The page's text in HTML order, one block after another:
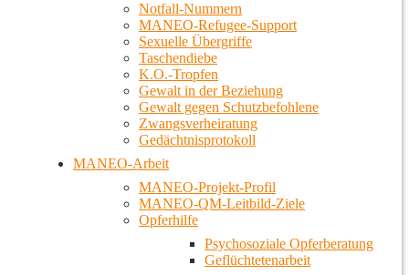
Notfall-Nummern
MANEO-Refugee-Support
Sexuelle Übergriffe
Taschendiebe
K.O.-Tropfen
Gewalt in der Beziehung
Gewalt gegen Schutzbefohlene
Zwangsverheiratung
Gedächtnisprotokoll
MANEO-Arbeit
MANEO-Projekt-Profil
MANEO-QM-Leitbild-Ziele
Opferhilfe
Psychosoziale Opferberatung
Geflüchtetenarbeit